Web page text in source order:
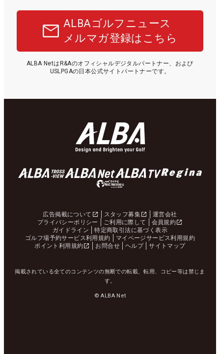
ALBAゴルフニュース
メルマガ登録はこちら
ALBA NetはR&Aのオフィシャルデジタルパートナー、および
USLPGAの日本公式サイトパートナーです。
広告掲載について スタッフ募集
運営会社
プライバシーポリシー
ご利用に際して
会員規約
ガイドライン
特定商取引法に基づく表示
ゴルフ場予約サービス利用規約
マイページサービス利用規約
ポイント利用規約
お問合せ ヘルプ サイトマップ
掲載されている全てのコンテンツの無断での転載、転用、コピー等は禁じま
す。
© ALBA Net